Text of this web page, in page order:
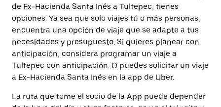
de Ex-Hacienda Santa Inés a Tultepec, tienes
opciones. Ya sea que solo viajes tú o más personas,
encuentra una opción de viaje que se adapte a tus
necesidades y presupuesto. Si quieres planear con
anticipación, considera programar un viaje a
Tultepec con anticipación. O puedes solicitar un viaje
a Ex-Hacienda Santa Inés en la app de Uber.
La ruta que tome el socio de la App puede depender